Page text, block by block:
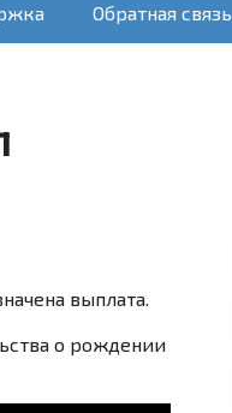
Обратная связь
выплата.
о рождении